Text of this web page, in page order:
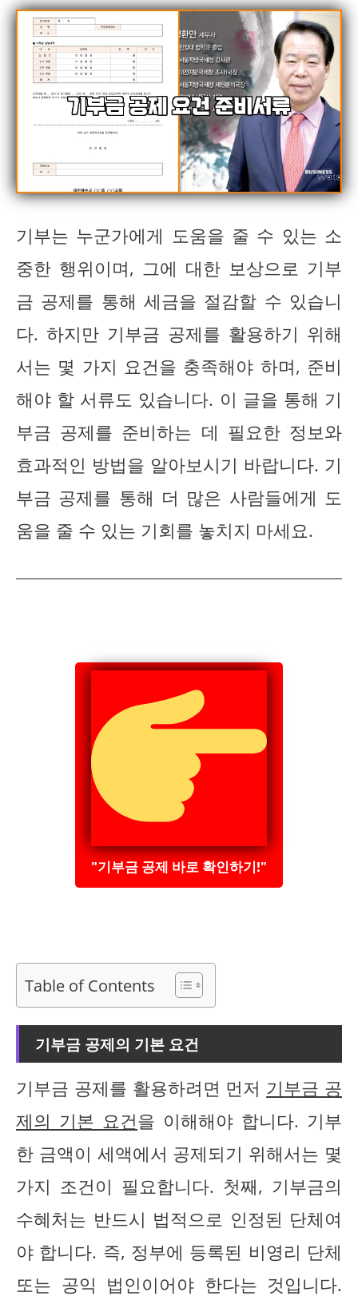
기부는 누군가에게 도움을 줄 수 있는 소
중한 행위이며, 그에 대한 보상으로 기부
금 공제를 통해 세금을 절감할 수 있습니
다. 하지만 기부금 공제를 활용하기 위해
서는 몇 가지 요건을 충족해야 하며, 준비
해야 할 서류도 있습니다. 이 글을 통해 기
부금 공제를 준비하는 데 필요한 정보와
효과적인 방법을 알아보시기 바랍니다. 기
부금 공제를 통해 더 많은 사람들에게 도
움을 줄 수 있는 기회를 놓치지 마세요.
"기부금 공제 바로 확인하기!"
Table of Contents
기부금 공제의 기본 요건
기부금 공제를 활용하려면 먼저 기부금 공
제의 기본 요건을 이해해야 합니다. 기부
한 금액이 세액에서 공제되기 위해서는 몇
가지 조건이 필요합니다. 첫째, 기부금의
수혜처는 반드시 법적으로 인정된 단체여
야 합니다. 즉, 정부에 등록된 비영리 단체
또는 공익 법인이어야 한다는 것입니다.